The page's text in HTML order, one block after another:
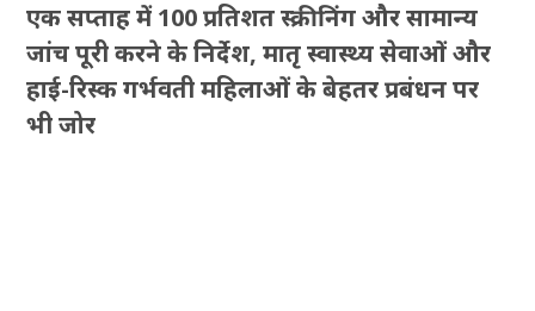
एक सप्ताह में 100 प्रतिशत स्क्रीनिंग और सामान्य
जांच पूरी करने के निर्देश, मातृ स्वास्थ्य सेवाओं और
हाई-रिस्क गर्भवती महिलाओं के बेहतर प्रबंधन पर
भी जोर